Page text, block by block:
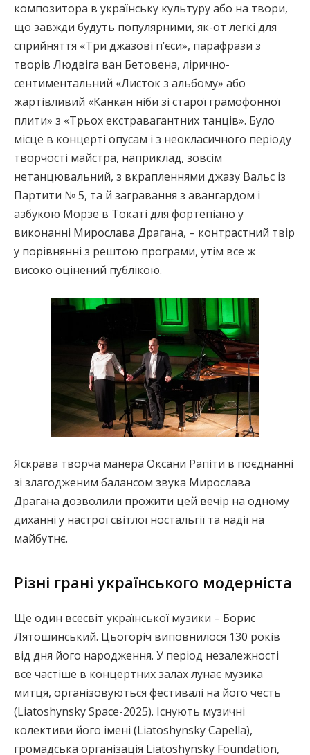
композитора в українську культуру або на твори,
що завжди будуть популярними, як-от легкі для
сприйняття «Три джазові п’єси», парафрази з
творів Людвіга ван Бетовена, лірично-
сентиментальний «Листок з альбому» або
жартівливий «Канкан ніби зі старої грамофонної
плити» з «Трьох екстравагантних танців». Було
місце в концерті опусам і з неокласичного періоду
творчості майстра, наприклад, зовсім
нетанцювальний, з вкрапленнями джазу Вальс із
Партити № 5, та й загравання з авангардом і
азбукою Морзе в Токаті для фортепіано у
виконанні Мирослава Драгана, – контрастний твір
у порівнянні з рештою програми, утім все ж
високо оцінений публікою.
Яскрава творча манера Оксани Рапіти в поєднанні
зі злагодженим балансом звука Мирослава
Драгана дозволили прожити цей вечір на одному
диханні у настрої світлої ностальгії та надії на
майбутнє.
Різні грані українського модерніста
Ще один всесвіт української музики – Борис
Лятошинський. Цьогоріч виповнилося 130 років
від дня його народження. У період незалежності
все частіше в концертних залах лунає музика
митця, організовуються фестивалі на його честь
(Liatoshynsky Space-2025). Існують музичні
колективи його імені (Liatoshynsky Capella),
громадська організація Liatoshynsky Foundation,